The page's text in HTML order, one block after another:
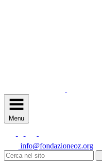
Menu
info@fondazioneoz.org